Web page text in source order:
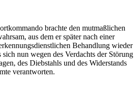
brachte den mutmaßlichen
aus dem er später nach einer
Behandlung wieder
sich nun wegen des Verdachts der Störung
des Diebstahls und des Widerstands
verantworten.